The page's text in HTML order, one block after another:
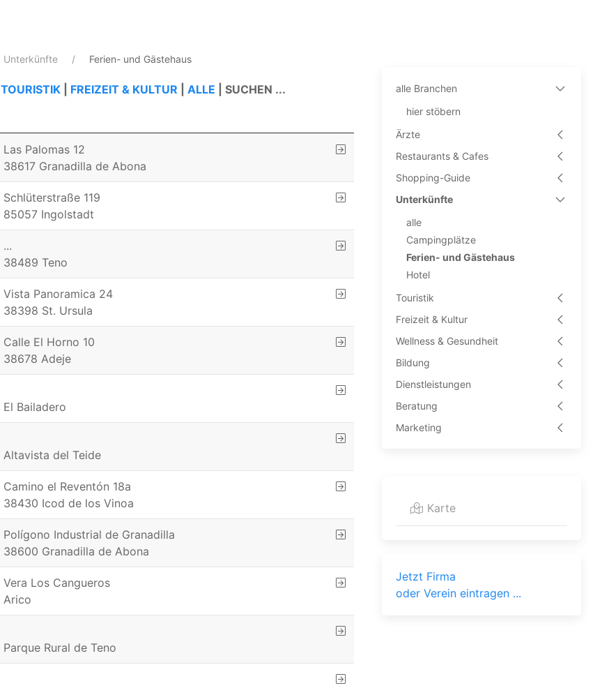
Unterkünfte Ferien- und Gästehaus
TOURISTIK FREIZEIT & KULTUR ALLE SUCHEN ...
Las Palomas 12
38617 Granadilla de Abona
Schlüterstraße 119
85057 Ingolstadt
...
38489 Teno
Vista Panoramica 24
38398 St. Ursula
Calle El Horno 10
38678 Adeje
El Bailadero
Altavista del Teide
Camino el Reventón 18a
38430 Icod de los Vinoa
Polígono Industrial de Granadilla
38600 Granadilla de Abona
Vera Los Cangueros
Arico
Parque Rural de Teno
alle Branchen
hier stöbern
Ärzte
Restaurants & Cafes
Shopping-Guide
Unterkünfte
alle
Campingplätze
Ferien- und Gästehaus
Hotel
Touristik
Freizeit & Kultur
Wellness & Gesundheit
Bildung
Dienstleistungen
Beratung
Marketing
Karte
Jetzt Firma
oder Verein eintragen ...